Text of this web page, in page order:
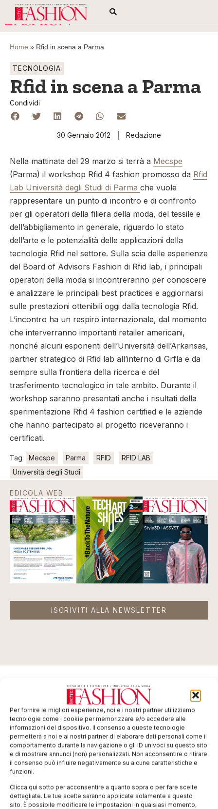
Per fornire le migliori esperienze, noi e i nostri partner utilizziamo
tecnologie come i cookie per memorizzare e/o accedere alle
informazioni del dispositivo. Il consenso a queste tecnologie
permetterà a noi e ai nostri partner di elaborare dati personali come il
comportamento durante la navigazione o gli ID univoci su questo sito
e di mostrare annunci (non) personalizzati. Non acconsentire o ritirare
il consenso può influire negativamente su alcune caratteristiche e
funzioni.
Clicca qui sotto per acconsentire a quanto sopra o per fare scelte
dettagliate. Le tue scelte saranno applicate solamente a questo
sito. È possibile modificare le impostazioni in qualsiasi momento,
Home » Rfid in scena a Parma
TECNOLOGIA
Rfid in scena a Parma
Condividi
30 Gennaio 2012 Redazione
Nella mattinata del 29 marzo si terrà a Mecspe
(Parma) il workshop Rfid 4 fashion promosso da Rfid
Lab Università degli Studi di Parma che vuole
rappresentare un punto di incontro e di confronto
per gli operatori della filiera della moda, del tessile e
dell’abbigliamento in generale, riguardo lo stato
dell’arte e le potenzialità delle applicazioni della
tecnologia Rfid nel settore. Sulla scia delle esperienze
del Board of Advisors Fashion di Rfid lab, i principali
operatori della moda si incontreranno per conoscere
e analizzare le principali best practices e aggiornarsi
sulle prestazioni ottenibili oggi dalla tecnologia Rfid.
L’incontro ha un respiro internazionale, dal momento
che interverranno importanti retailer americani,
nonché alcuni esponenti dell’Università dell’Arkansas,
partner strategico di Rfid lab all’interno di Grfla e da
sempre sulla frontiera della ricerca e del
trasferimento tecnologico in tale ambito. Durante il
workshop saranno presentati anche i risultati della
sperimentazione Rfid 4 fashion certified e le aziende
che hanno partecipato al progetto riceveranno i
certificati.
Tag: Mecspe Parma RFID
RFID LAB
Università degli Studi
EDICOLA WEB
ISCRIVITI ALLA NEWSLETTER
TI POTREBBERO INTERESSARE